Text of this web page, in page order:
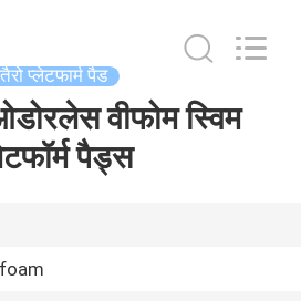
तैरो प्लेटफार्म पैड
वीफोम स्विम
पैड्स